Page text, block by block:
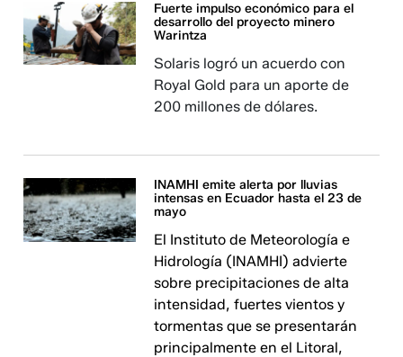
Fuerte impulso económico para el
desarrollo del proyecto minero
Warintza
Solaris logró un acuerdo con
Royal Gold para un aporte de
200 millones de dólares.
INAMHI emite alerta por lluvias
intensas en Ecuador hasta el 23 de
mayo
El Instituto de Meteorología e
Hidrología (INAMHI) advierte
sobre precipitaciones de alta
intensidad, fuertes vientos y
tormentas que se presentarán
principalmente en el Litoral,